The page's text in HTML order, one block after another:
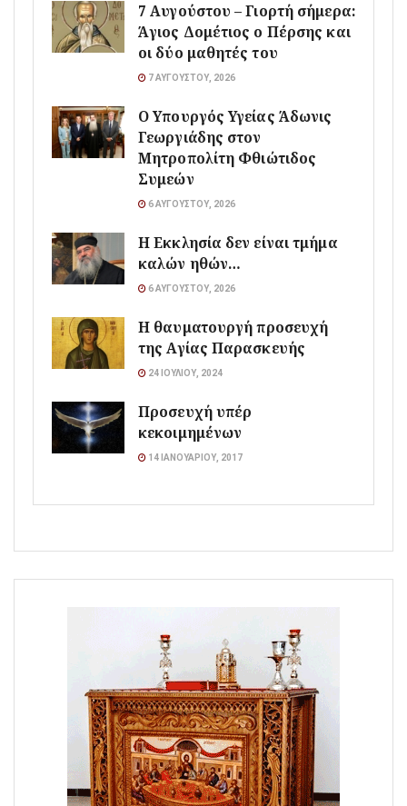
7 Αυγούστου – Γιορτή σήμερα:
Άγιος Δομέτιος ο Πέρσης και
οι δύο μαθητές του
7 ΑΥΓΟΎΣΤΟΥ, 2026
O Υπουργός Υγείας Άδωνις
Γεωργιάδης στον
Μητροπολίτη Φθιώτιδος
Συμεών
6 ΑΥΓΟΎΣΤΟΥ, 2026
Η Εκκλησία δεν είναι τμήμα
καλών ηθών…
6 ΑΥΓΟΎΣΤΟΥ, 2026
Η θαυματουργή προσευχή
της Αγίας Παρασκευής
24 ΙΟΥΛΊΟΥ, 2024
Προσευχή υπέρ
κεκοιμημένων
14 ΙΑΝΟΥΑΡΊΟΥ, 2017